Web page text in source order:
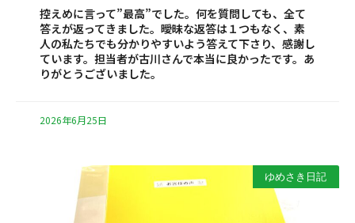
控えめに言って”最高”でした。何を質問しても、全て
答えが返ってきました。曖昧な返答は１つもなく、素
人の私たちでも分かりやすいよう答えて下さり、感謝し
ています。担当者が古川さんで本当に良かったです。あ
りがとうございました。
2026年6月25日
ゆめさき日記